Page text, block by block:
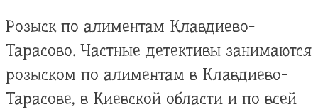
Розыск по алиментам Клавдиево-
Тарасово. Частные детективы занимаются
розыском по алиментам в Клавдиево-
Тарасове, в Киевской области и по всей